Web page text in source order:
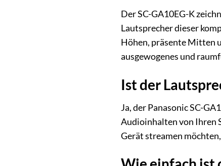
Der SC-GA10EG-K
Lautsprecher dieser
Höhen, präsente Mitten
ausgewogenes und
Ist der
Ja, der Panasonic SC-
Audioinhalten von Ihren
Gerät streamen